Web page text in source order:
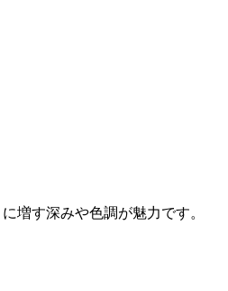
増す深みや色調が魅力です。